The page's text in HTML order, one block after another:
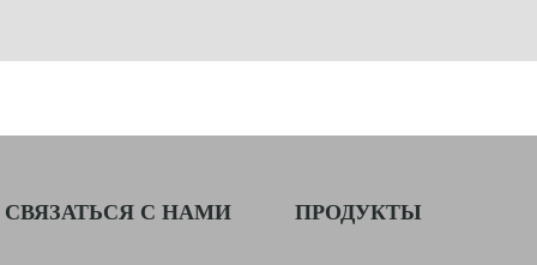
СВЯЗАТЬСЯ С НАМИ ПРОДУКТЫ